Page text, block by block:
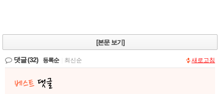
[본문 보기]
댓글(32) 등록순 최신순 새로고침